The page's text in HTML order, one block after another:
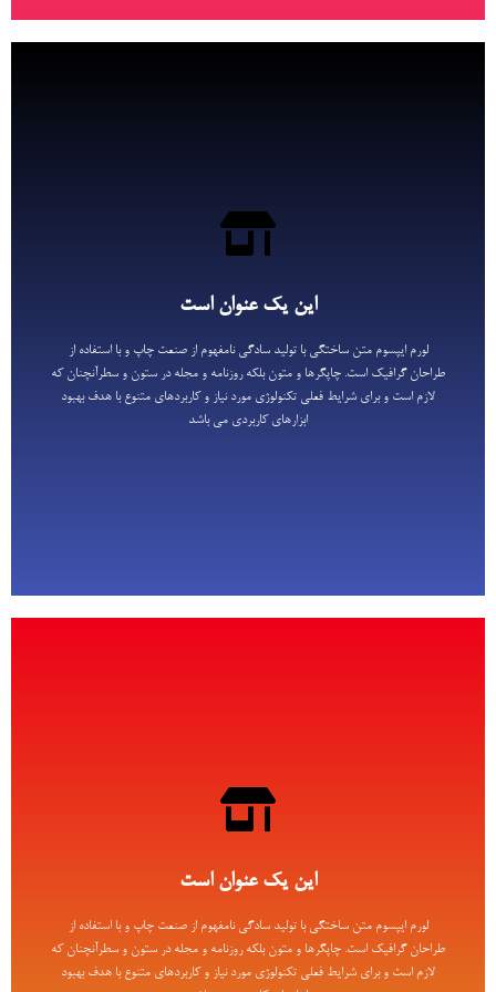
این یک عنوان است
لورم ایپسوم متن ساختگی با تولید سادگی نامفهوم از صنعت چاپ و با استفاده از
طراحان گرافیک است. چاپگرها و متون بلکه روزنامه و مجله در ستون و سطرآنچنان که
لازم است و برای شرایط فعلی تکنولوژی مورد نیاز و کاربردهای متنوع با هدف بهبود
ابزارهای کاربردی می باشد
این یک عنوان است
طراحان گرافیک است. چاپگرها و متون بلکه روزنامه و مجله در ستون و سطرآنچنان که
اینجا کلیک کنید
این یک عنوان است
لورم ایپسوم متن ساختگی با تولید سادگی نامفهوم از صنعت چاپ و با استفاده از
طراحان گرافیک است. چاپگرها و متون بلکه روزنامه و مجله در ستون و سطرآنچنان که
لازم است و برای شرایط فعلی تکنولوژی مورد نیاز و کاربردهای متنوع با هدف بهبود
این یک عنوان است
طراحان گرافیک است. چاپگرها و متون بلکه روزنامه و مجله در ستون و سطرآنچنان که
لازم است و برای شرایط فعلی تکنولوژی مورد نیاز و کاربردهای متنوع با هدف بهبود
ابزارهای کاربردی می باشد
اینجا کلیک کنید